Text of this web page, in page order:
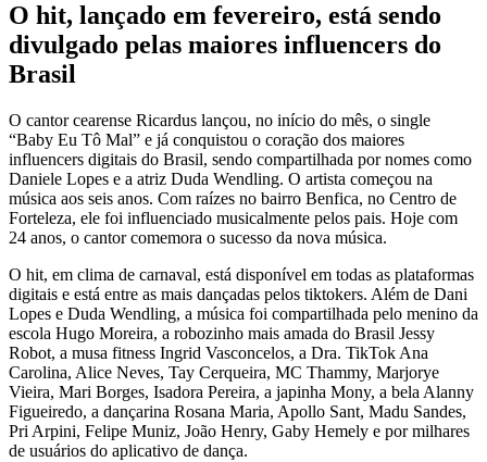
O hit, lançado em fevereiro, está sendo
divulgado pelas maiores influencers do
Brasil
O cantor cearense Ricardus lançou, no início do mês, o single
“Baby Eu Tô Mal” e já conquistou o coração dos maiores
influencers digitais do Brasil, sendo compartilhada por nomes como
Daniele Lopes e a atriz Duda Wendling. O artista começou na
música aos seis anos. Com raízes no bairro Benfica, no Centro de
Forteleza, ele foi influenciado musicalmente pelos pais. Hoje com
24 anos, o cantor comemora o sucesso da nova música.
O hit, em clima de carnaval, está disponível em todas as plataformas
digitais e está entre as mais dançadas pelos tiktokers. Além de Dani
Lopes e Duda Wendling, a música foi compartilhada pelo menino da
escola Hugo Moreira, a robozinho mais amada do Brasil Jessy
Robot, a musa fitness Ingrid Vasconcelos, a Dra. TikTok Ana
Carolina, Alice Neves, Tay Cerqueira, MC Thammy, Marjorye
Vieira, Mari Borges, Isadora Pereira, a japinha Mony, a bela Alanny
Figueiredo, a dançarina Rosana Maria, Apollo Sant, Madu Sandes,
Pri Arpini, Felipe Muniz, João Henry, Gaby Hemely e por milhares
de usuários do aplicativo de dança.